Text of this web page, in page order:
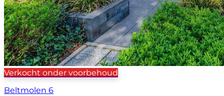
Verkocht onder voorbehoud
Beltmolen 6